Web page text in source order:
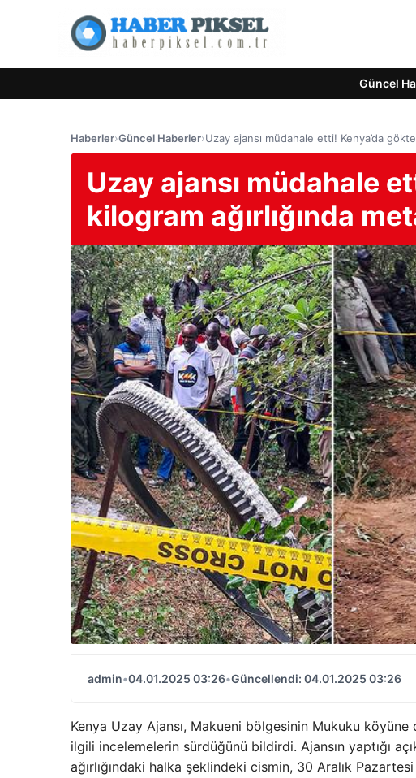
Güncel
Haberler›Güncel Haberler›Uzay ajansı müdahale etti! Kenya’da
Uzay ajansı müdahale
kilogram ağırlığında
admin•04.01.2025 03:26•Güncellendi: 04.01.2025 03:26
Kenya Uzay Ajansı, Makueni bölgesinin Mukuku
ilgili incelemelerin sürdüğünü bildirdi. Ajansın yaptığı
ağırlığındaki halka şeklindeki cismin, 30 Aralık